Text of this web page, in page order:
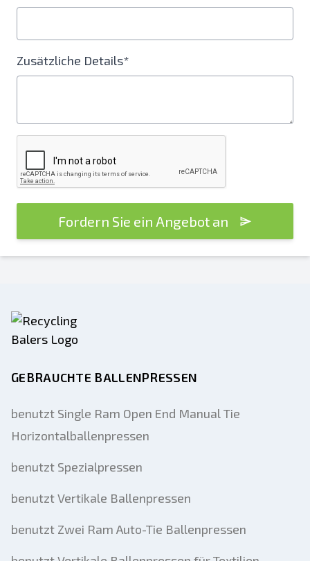
Send a Message
Zusätzliche Details*
Fordern Sie ein Angebot an
An einen Freund senden
Es ist entweder eine E-Mail-Adresse oder
erforderlich
Textliste auf Mobilgerät
GEBRAUCHTE BALLENPRESSEN
benutzt Single Ram Open End Manual Tie
Horizontalballenpressen
benutzt Spezialpressen
benutzt Vertikale Ballenpressen
benutzt Zwei Ram Auto-Tie Ballenpressen